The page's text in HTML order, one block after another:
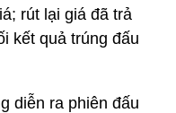
rút lại giá đã trả
kết quả trúng đấu
diễn ra phiên đấu